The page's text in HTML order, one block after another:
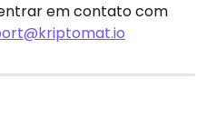
em contato com